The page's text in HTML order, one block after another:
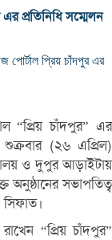
প্রতিনিধি সম্মেলন
প্রিয় চাঁদপুর এর
“প্রিয় চাঁদপুর” এর
শুক্রবার (২৬ এপ্রিল)
ও দুপুর আড়াইটায়
অনুষ্ঠানের সভাপতিত্ব
“প্রিয় চাঁদপুর”